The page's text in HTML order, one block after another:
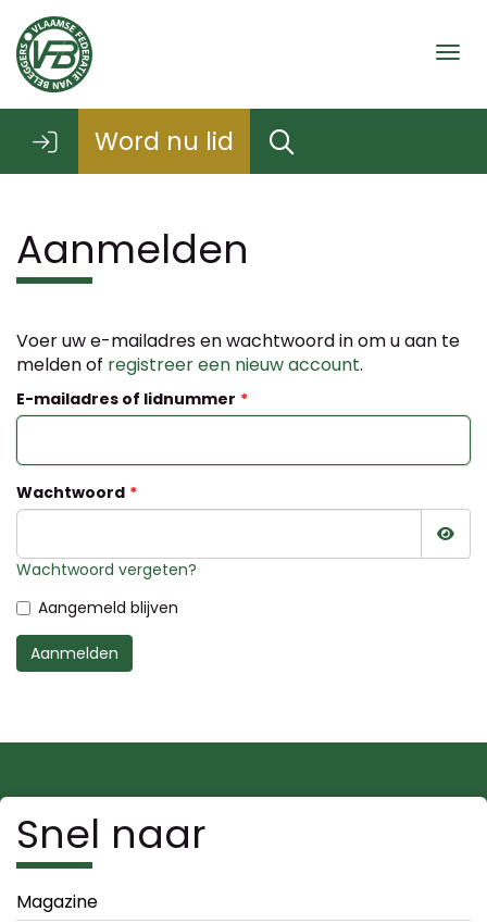
Word nu lid
Aanmelden
Voer uw e-mailadres en wachtwoord in om u aan te
melden of registreer een nieuw account.
E-mailadres of lidnummer
Wachtwoord
Wachtwoord vergeten?
Aangemeld blijven
Aanmelden
Snel naar
Magazine